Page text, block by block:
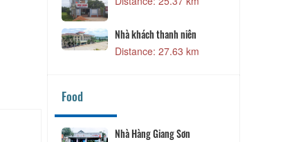
Nhà khách thanh niên
Distance: 27.63 km
Food
Nhà Hàng Giang Sơn